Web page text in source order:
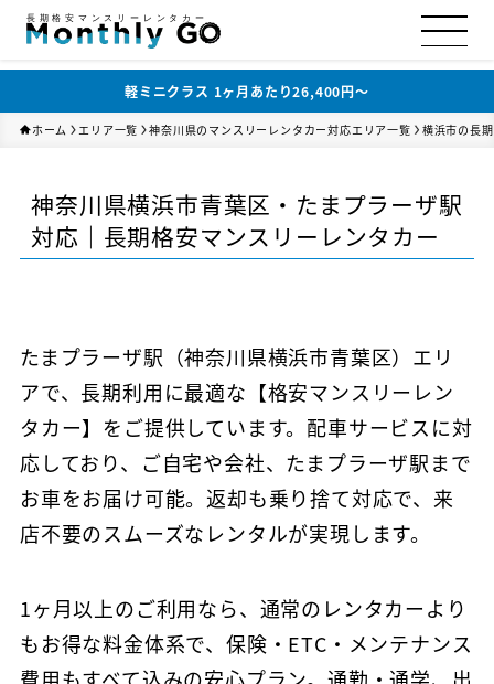
長期格安マンスリーレンタカー
軽ミニクラス 1ヶ月あたり26,400円〜
ホーム エリア一覧 神奈川県のマンスリーレンタカー対応エリア一覧 横浜市の長
神奈川県横浜市青葉区・たまプラーザ駅
対応｜長期格安マンスリーレンタカー
たまプラーザ駅（神奈川県横浜市青葉区）エリ
アで、長期利用に最適な【格安マンスリーレン
タカー】をご提供しています。配車サービスに対
応しており、ご自宅や会社、たまプラーザ駅まで
お車をお届け可能。返却も乗り捨て対応で、来
店不要のスムーズなレンタルが実現します。
1ヶ月以上のご利用なら、通常のレンタカーより
もお得な料金体系で、保険・ETC・メンテナンス
費用もすべて込みの安心プラン。通勤・通学、出